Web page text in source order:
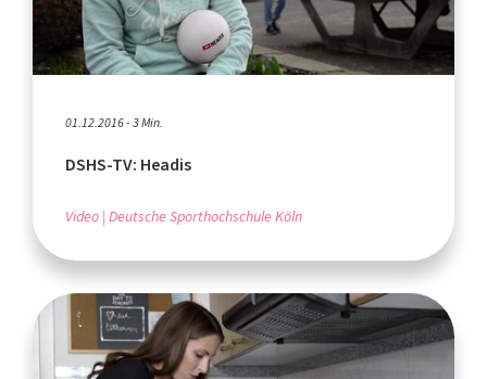
01.12.2016 - 3 Min.
DSHS-TV: Headis
Video Deutsche Sporthochschule Köln